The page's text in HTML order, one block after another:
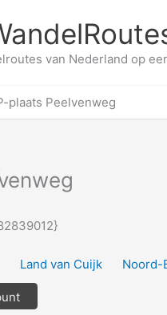
van Nederland op
plaats Peelvenweg
Land van Cuijk Noord-